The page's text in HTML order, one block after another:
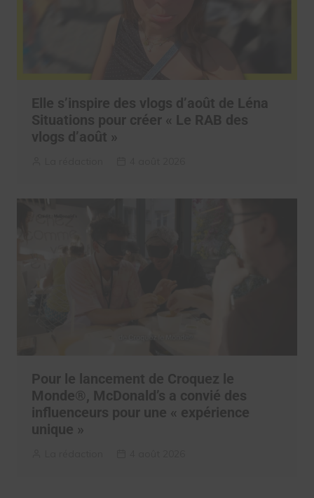
Elle s’inspire des vlogs d’août de Léna
Situations pour créer « Le RAB des
vlogs d’août »
Pour le lancement de Croquez le
Monde®, McDonald’s a convié des
influenceurs pour une « expérience
unique »